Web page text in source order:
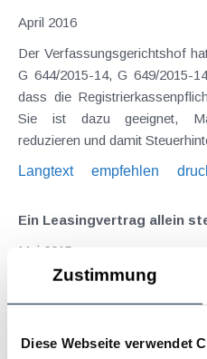
Zustimmung
Diese Webseite verwendet
April 2016
Der Verfassungsgerichtshof
G 644/2015-14, G 649/2015-
dass die Registrierkassenpflicht nicht verfassungswidrig ist.
Sie ist dazu geeignet,
reduzieren und
Langtext
empfehlen
Ein Leasingvertrag allein
Mai 2015
In seinem am 29. Jänner
2012/15/0007) hat sich der VwGH mit der Frage beschäftigt,
erfolgen darf. Der